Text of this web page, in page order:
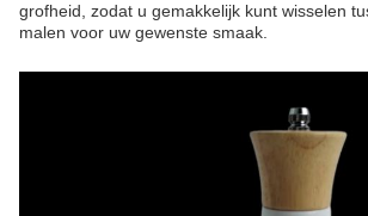
grofheid, zodat u gemakkelijk kunt wisselen
malen voor uw gewenste smaak.